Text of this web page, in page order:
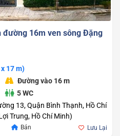
16m ven sông Đặng
17 m)
Đường vào 16 m
5 WC
13, Quận Bình Thạnh, Hồ Chí
Trung, Hồ Chí Minh)
Bán
Giá
Giá Lưu Lại